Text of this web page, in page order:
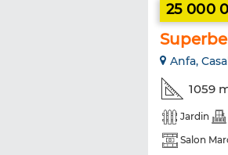
25 000
Anfa,
1059
Jardin
Salon